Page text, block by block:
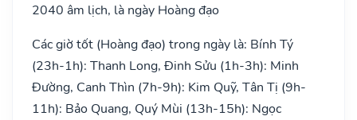
2040 âm lịch, là ngày Hoàng đạo
Các giờ tốt (Hoàng đạo) trong ngày là: Bính Tý
(23h-1h): Thanh Long, Đinh Sửu (1h-3h): Minh
Đường, Canh Thìn (7h-9h): Kim Quỹ, Tân Tị (9h-
11h): Bảo Quang, Quý Mùi (13h-15h): Ngọc